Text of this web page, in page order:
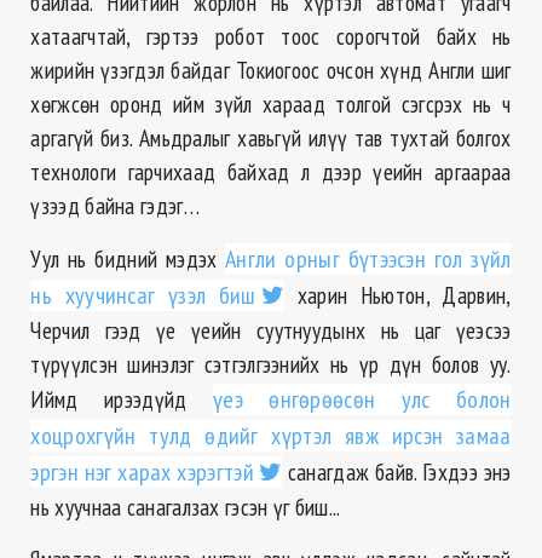
хатаагчтай, гэртээ робот тоос сорогчтой байх нь
жирийн үзэгдэл байдаг Токиогоос очсон хүнд Англи шиг
хѳгжсѳн оронд ийм зүйл хараад толгой сэгсрэх нь ч
аргагүй биз. Амьдралыг хавьгүй илүү тав тухтай болгох
технологи гарчихаад байхад л дээр үеийн аргаараа
үзээд байна гэдэг…
Уул нь бидний мэдэхАнгли орныг бүтээсэн гол зүйл
нь хуучинсаг үзэл биш
харин Ньютон, Дарвин,
Черчил гээд үе үеийн суутнуудынх нь цаг үеэсээ
түрүүлсэн шинэлэг сэтгэлгээнийх нь үр дүн болов уу.
Иймд ирээдүйд үеэ өнгөрөѳсѳн улс болон
хоцрохгүйн тулд өдийг хүртэл явж ирсэн замаа
эргэн нэг харах хэрэгтэй
санагдаж байв. Гэхдээ энэ
нь хуучнаа санагалзах гэсэн үг биш...